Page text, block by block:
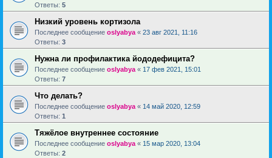
Ответы: 5
Низкий уровень кортизола
Последнее сообщение oslyabya « 23 авг 2021, 11:16
Ответы: 3
Нужна ли профилактика йододефицита?
Последнее сообщение oslyabya « 17 фев 2021, 15:01
Ответы: 7
Что делать?
Последнее сообщение oslyabya « 14 май 2020, 12:59
Ответы: 1
Тяжёлое внутреннее состояние
Последнее сообщение oslyabya « 15 мар 2020, 13:04
Ответы: 2